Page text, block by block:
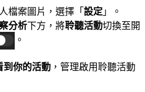
檔案圖片，選擇「 設定 」。
分析下方，將聆聽活動切換至開
。
到你的活動 ，管理啟用聆聽活動